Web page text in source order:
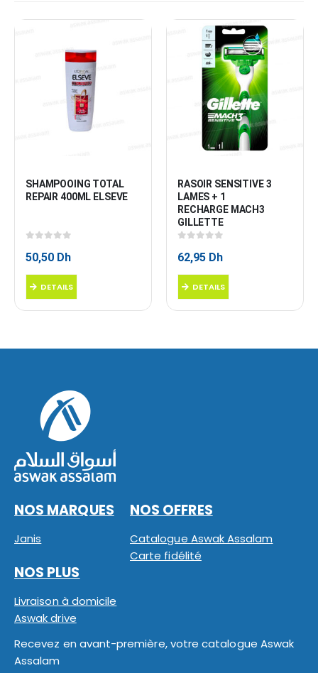
SHAMPOOING TOTAL
REPAIR 400ML ELSEVE
50,50 Dh
DETAILS
RASOIR SENSITIVE 3
LAMES + 1
RECHARGE MACH3
GILLETTE
62,95 Dh
DETAILS
NOS MARQUES
Janis
NOS OFFRES
Catalogue Aswak Assalam
Carte fidélité
NOS PLUS
Livraison à domicile
Aswak drive
Recevez en avant-première, votre catalogue Aswak
Assalam